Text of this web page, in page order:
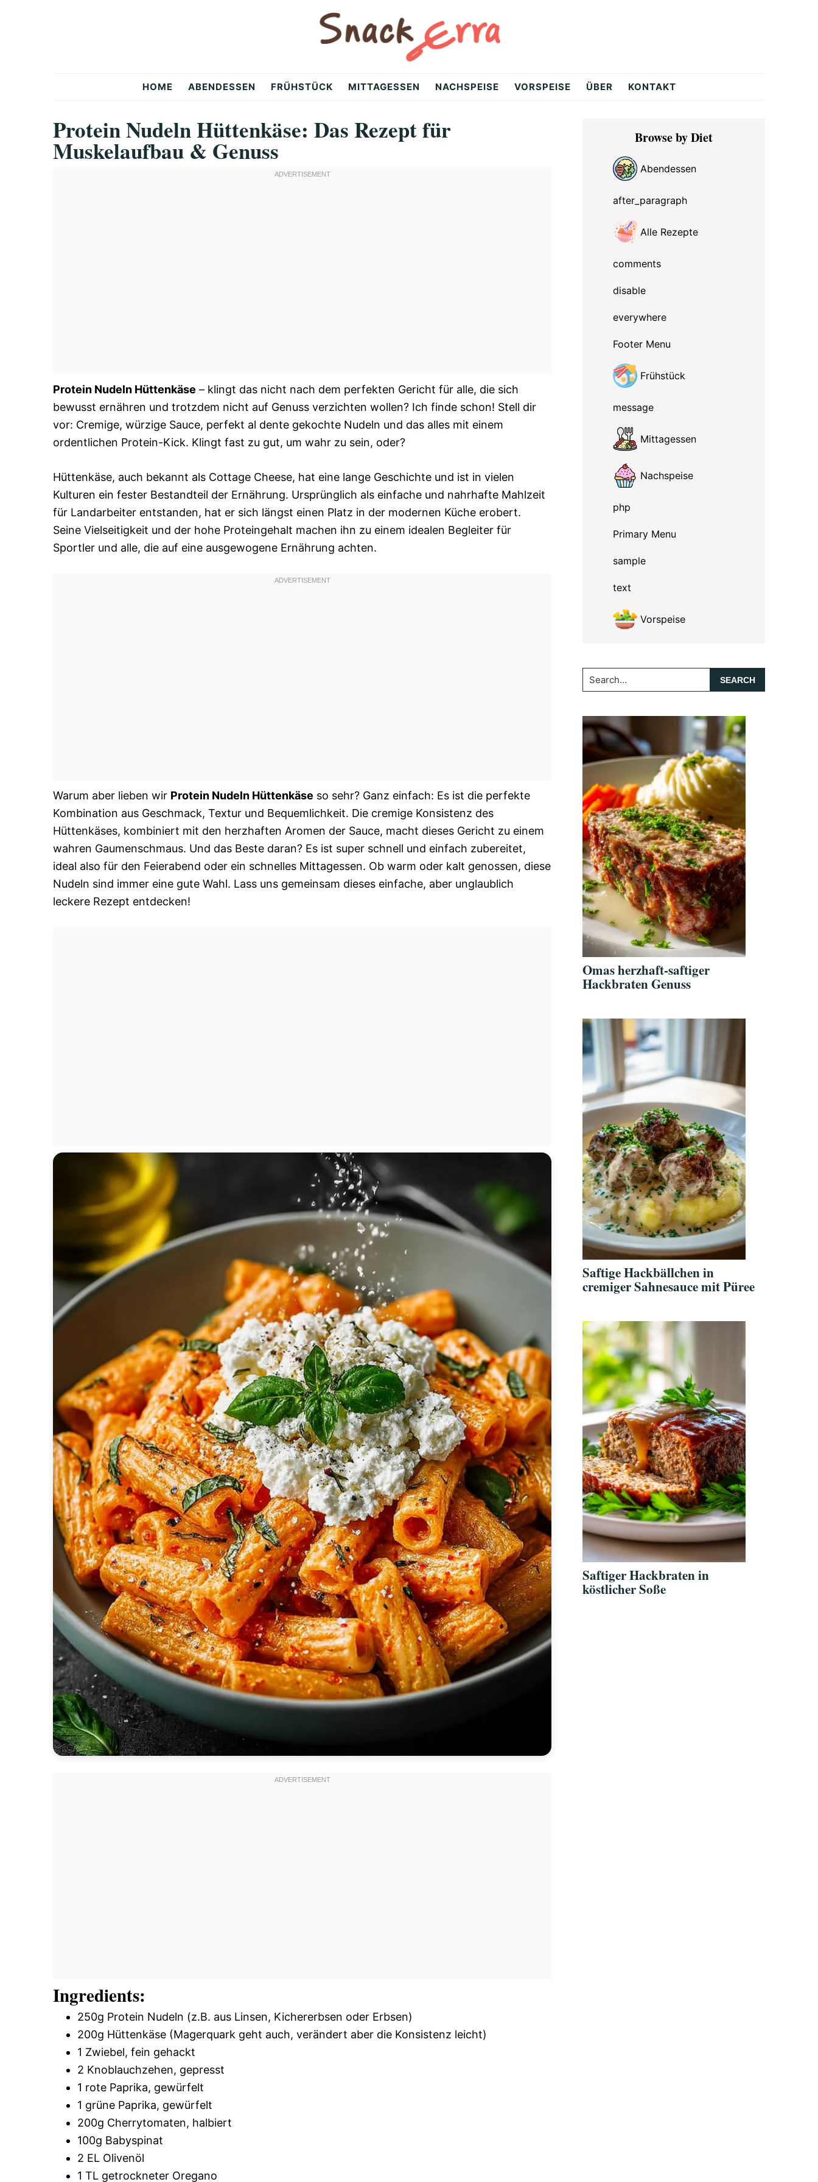
Snackerra
HOME ABENDESSEN FRÜHSTÜCK MITTAGESSEN NACHSPEISE VORSPEISE ÜBER KONTAKT
Protein Nudeln Hüttenkäse: Das Rezept für
Muskelaufbau & Genuss
Protein Nudeln Hüttenkäse – klingt das nicht nach dem perfekten Gericht für alle, die sich
bewusst ernähren und trotzdem nicht auf Genuss verzichten wollen? Ich finde schon! Stell dir
vor: Cremige, würzige Sauce, perfekt al dente gekochte Nudeln und das alles mit einem
ordentlichen Protein-Kick. Klingt fast zu gut, um wahr zu sein, oder?
Hüttenkäse, auch bekannt als Cottage Cheese, hat eine lange Geschichte und ist in vielen
Kulturen ein fester Bestandteil der Ernährung. Ursprünglich als einfache und nahrhafte Mahlzeit
für Landarbeiter entstanden, hat er sich längst einen Platz in der modernen Küche erobert.
Seine Vielseitigkeit und der hohe Proteingehalt machen ihn zu einem idealen Begleiter für
Sportler und alle, die auf eine ausgewogene Ernährung achten.
Warum aber lieben wir Protein Nudeln Hüttenkäse so sehr? Ganz einfach: Es ist die perfekte
Kombination aus Geschmack, Textur und Bequemlichkeit. Die cremige Konsistenz des
Hüttenkäses, kombiniert mit den herzhaften Aromen der Sauce, macht dieses Gericht zu einem
wahren Gaumenschmaus. Und das Beste daran? Es ist super schnell und einfach zubereitet,
ideal also für den Feierabend oder ein schnelles Mittagessen. Ob warm oder kalt genossen, diese
Nudeln sind immer eine gute Wahl. Lass uns gemeinsam dieses einfache, aber unglaublich
leckere Rezept entdecken!
Ingredients:
250g Protein Nudeln (z.B. aus Linsen, Kichererbsen oder Erbsen)
200g Hüttenkäse (Magerquark geht auch, verändert aber die Konsistenz leicht)
1 Zwiebel, fein gehackt
2 Knoblauchzehen, gepresst
1 rote Paprika, gewürfelt
1 grüne Paprika, gewürfelt
200g Cherrytomaten, halbiert
100g Babyspinat
2 EL Olivenöl
1 TL getrockneter Oregano
Primary
SidebarBrowse by Diet
Abendessen
after_paragraph
Alle Rezepte
comments
disable
everywhere
Footer Menu
Frühstück
message
Mittagessen
Nachspeise
php
Primary Menu
sample
text
Vorspeise
Search...
Omas herzhaft-saftiger
Hackbraten Genuss
Saftige Hackbällchen in
cremiger Sahnesauce mit Püree
Saftiger Hackbraten in
köstlicher Soße